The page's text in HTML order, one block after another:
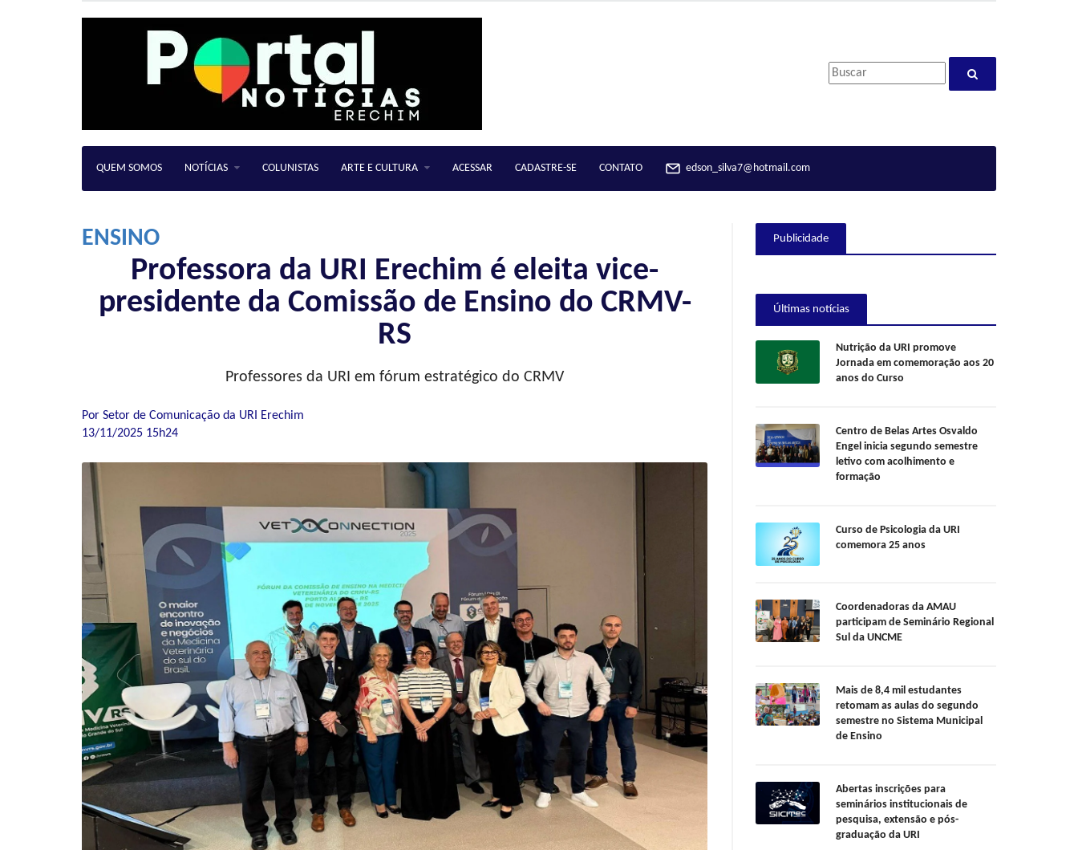
QUEM SOMOS NOTÍCIAS COLUNISTAS ARTE E CULTURA ACESSAR CADASTRE-SE CONTATO edson_silva7@hotmail.com
ENSINO
Professora da URI Erechim é eleita vice-
presidente da Comissão de Ensino do CRMV-
RS
Professores da URI em fórum estratégico do CRMV
Por Setor de Comunicação da URI Erechim
13/11/2025 15h24
Publicidade
Últimas notícias
Nutrição da URI promove
Jornada em comemoração aos 20
anos do Curso
Centro de Belas Artes Osvaldo
Engel inicia segundo semestre
letivo com acolhimento e
formação
Curso de Psicologia da URI
comemora 25 anos
Coordenadoras da AMAU
participam de Seminário Regional
Sul da UNCME
Mais de 8,4 mil estudantes
retomam as aulas do segundo
semestre no Sistema Municipal
de Ensino
Abertas inscrições para
seminários institucionais de
pesquisa, extensão e pós-
graduação da URI